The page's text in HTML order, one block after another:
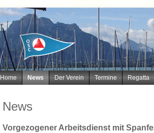
Navigation
Home News Der Verein Termine Regatta
News
Vorgezogener Arbeitsdienst mit